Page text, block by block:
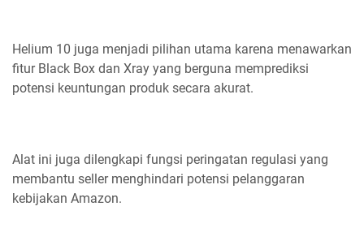
Helium 10 juga menjadi pilihan utama karena menawarkan
fitur Black Box dan Xray yang berguna memprediksi
potensi keuntungan produk secara akurat.
Alat ini juga dilengkapi fungsi peringatan regulasi yang
membantu seller menghindari potensi pelanggaran
kebijakan Amazon.